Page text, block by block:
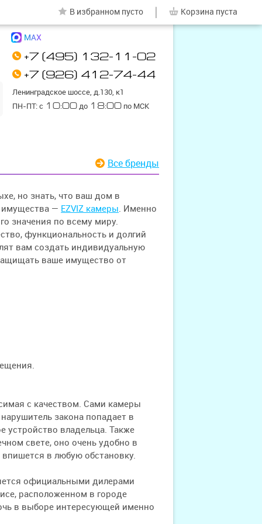
+7 (495) 132-11-02
+7 (926) 412-74-44
Ленинградское шоссе, д.130, к1
ПН-ПТ: с 10:00 до 18:00 по МСК
MAX
В избранном пусто Корзина пуста
Все бренды
но знать, что ваш дом в
имущества — EZVIZ камеры. Именно
значения по всему миру.
функциональность и долгий
вам создать индивидуальную
ваше имущество от
с качеством. Сами камеры
закона попадает в
устройство владельца. Также
свете, оно очень удобно в
в любую обстановку.
официальными дилерами
расположенном в городе
в выборе интересующей именно